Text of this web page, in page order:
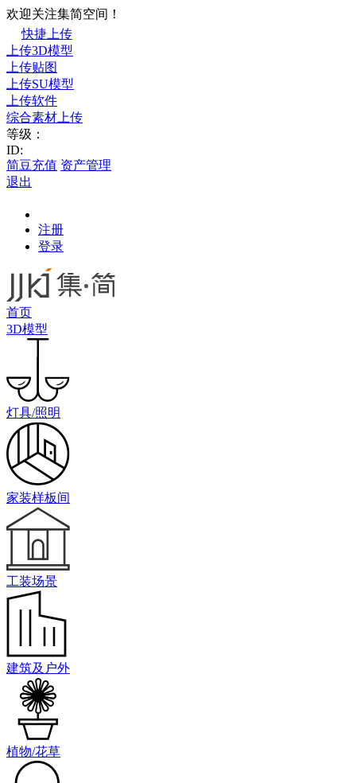
欢迎关注集简空间！
快捷上传
上传3D模型
上传贴图
上传SU模型
上传软件
综合素材上传
等级：
ID:
简豆充值 资产管理
退出
注册
登录
首页
3D模型
灯具/照明
家装样板间
工装场景
建筑及户外
植物/花草